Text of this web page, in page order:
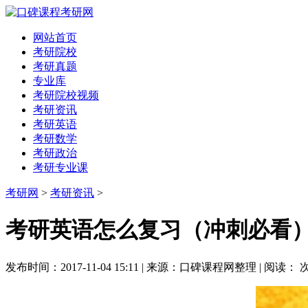
网站首页
考研院校
考研真题
专业库
考研院校视频
考研资讯
考研英语
考研数学
考研政治
考研专业课
考研网 > 考研资讯 >
考研英语怎么复习（冲刺必看
发布时间：2017-11-04 15:11 | 来源：口碑课程网整理 | 阅读：